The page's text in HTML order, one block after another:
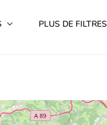
PLUS DE FILTRES